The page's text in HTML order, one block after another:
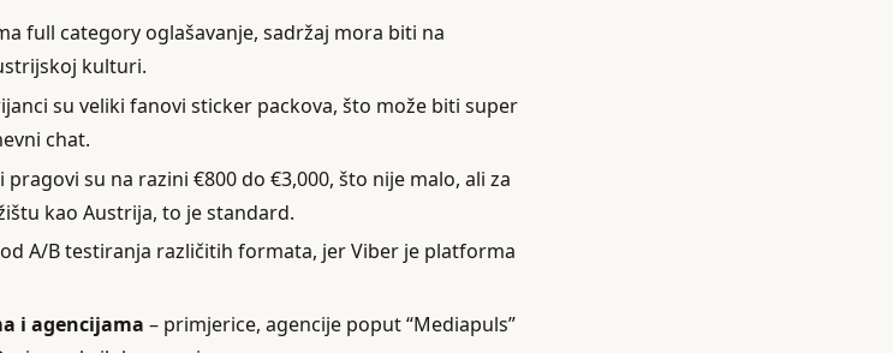
full category oglašavanje, sadržaj mora biti na
kulturi.
su veliki fanovi sticker packova, što može biti super
chat.
pragovi su na razini €800 do €3,000, što nije malo, ali za
kao Austrija, to je standard.
A/B testiranja različitih formata, jer Viber je platforma
i agencijama – primjerice, agencije poput “Mediapuls”